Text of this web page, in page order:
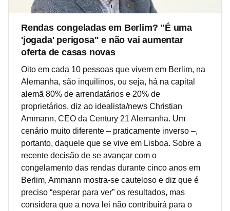
Rendas congeladas em Berlim? "É uma
'jogada' perigosa" e não vai aumentar
oferta de casas novas
Oito em cada 10 pessoas que vivem em Berlim, na
Alemanha, são inquilinos, ou seja, há na capital
alemã 80% de arrendatários e 20% de
proprietários, diz ao idealista/news Christian
Ammann, CEO da Century 21 Alemanha. Um
cenário muito diferente – praticamente inverso –,
portanto, daquele que se vive em Lisboa. Sobre a
recente decisão de se avançar com o
congelamento das rendas durante cinco anos em
Berlim, Ammann mostra-se cauteloso e diz que é
preciso “esperar para ver” os resultados, mas
considera que a nova lei não contribuirá para o